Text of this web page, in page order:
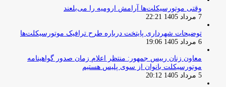
وقتی موتورسیکلت‌ها آرامش ارومیه را می‌بلعند
7 مرداد 1405 22:21
توضیحات شهرداری پایتخت درباره طرح ترافیک موتورسیکلت‌ها
6 مرداد 1405 19:06
معاون زنان رییس جمهور: منتظر اعلام زمان صدور گواهینامه
موتورسیکلت بانوان از سوی پلیس هستیم
5 مرداد 1405 20:12